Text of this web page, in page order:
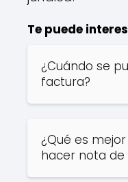
Te puede
¿Cuándo se
factura?
¿Qué es
hacer nota de